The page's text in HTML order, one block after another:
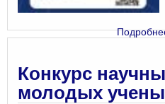
Конкурс
молодых